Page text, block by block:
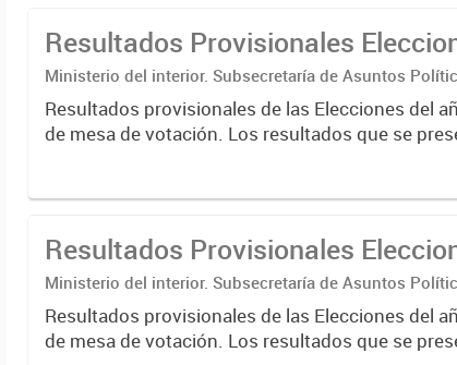
Resultados Provisionales
Ministerio del interior. Subsecretaría de Asuntos
Nacional Electoral
Resultados provisionales de las Elecciones del
de mesa de votación. Los resultados que se
Resultados Provisionales
Ministerio del interior. Subsecretaría de Asuntos
Nacional Electoral
Resultados provisionales de las Elecciones del
de mesa de votación. Los resultados que se